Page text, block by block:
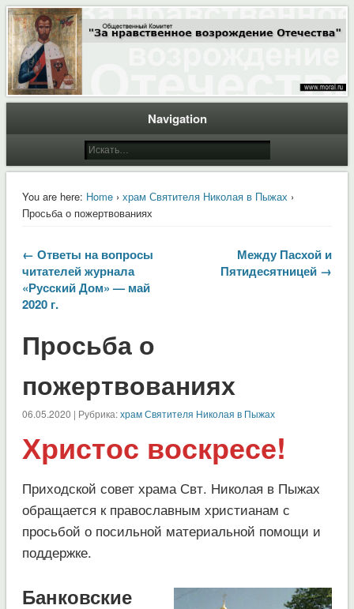
Moral.Ru
Общественный Комитет "За нравственное возрождение Отечества"
Navigation
You are here: Home› храм Святителя Николая в Пыжах ›
Просьба о пожертвованиях
← Ответы на вопросы
читателей журнала
«Русский Дом» — май
2020 г.
Между Пасхой и
Пятидесятницей →
Просьба о
пожертвованиях
06.05.2020 | Рубрика:храм Святителя Николая в Пыжах
Христос воскресе!
Приходской совет храма Свт. Николая в Пыжах
обращается к православным христианам с
просьбой о посильной материальной помощи и
поддержке.
Банковские